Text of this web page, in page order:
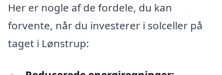
Her er nogle af de fordele, du kan
forvente, når du investerer i solceller på
taget i Lønstrup: